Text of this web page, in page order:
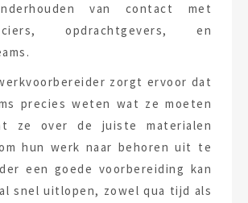
van contact met
opdrachtgevers, en
zorgt ervoor dat
precies weten wat ze moeten
ze over de juiste materialen
hun werk naar behoren uit te
een goede voorbereiding kan
snel uitlopen, zowel qua tijd als